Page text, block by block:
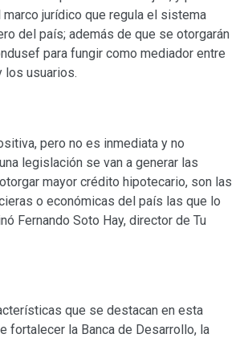
jurídico que regula el sistema
del país; además de que se otorgarán
para fungir como mediador entre
los usuarios.
pero no es inmediata y no
legislación se van a generar las
mayor crédito hipotecario, son las
o económicas del país las que lo
Fernando Soto Hay, director de Tu
que se destacan en esta
fortalecer la Banca de Desarrollo, la